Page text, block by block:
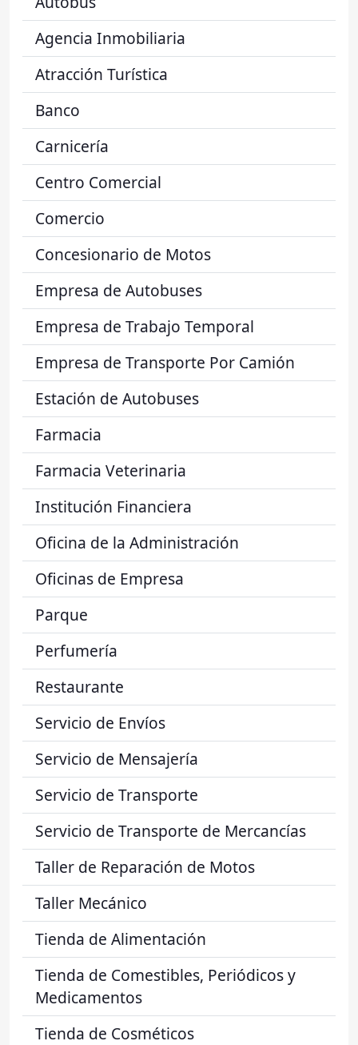
Agencia Inmobiliaria
Atracción Turística
Banco
Carnicería
Centro Comercial
Comercio
Concesionario de Motos
Empresa de Autobuses
Empresa de Trabajo Temporal
Empresa de Transporte Por Camión
Estación de Autobuses
Farmacia
Farmacia Veterinaria
Institución Financiera
Oficina de la Administración
Oficinas de Empresa
Parque
Perfumería
Restaurante
Servicio de Envíos
Servicio de Mensajería
Servicio de Transporte
Servicio de Transporte de Mercancías
Taller de Reparación de Motos
Taller Mecánico
Tienda de Alimentación
Tienda de Comestibles, Periódicos y
Medicamentos
Tienda de Cosméticos